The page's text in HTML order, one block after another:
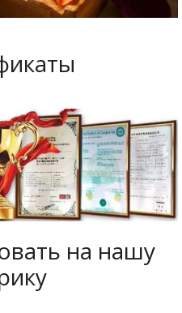
на нашу